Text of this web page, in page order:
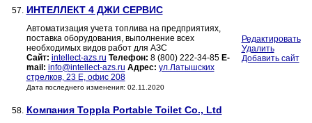
57. ИНТЕЛЛЕКТ 4 ДЖИ СЕРВИС
Автоматизация учета топлива на предприятиях,
поставка оборудования, выполнение всех
необходимых видов работ для АЗС
Сайт: intellect-azs.ru Телефон: 8 (800) 222-34-85 E-
mail: info@intellect-azs.ru Адрес: ул.Латышских
стрелков, 23 Е, офис 208
Дата последнего изменения: 02.11.2020
Редактировать
Удалить
Добавить сайт
58. Компания Toppla Portable Toilet Co., Ltd